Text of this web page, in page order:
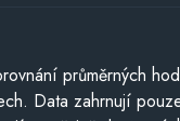
průměrných
Data zahrnují